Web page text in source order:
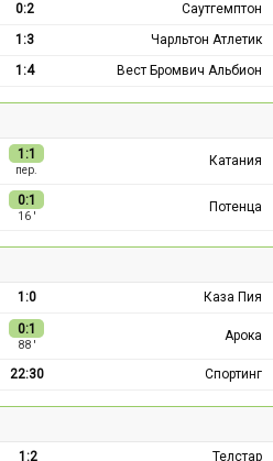
0:2
Саутгемптон
1:3
Чарльтон Атлетик
1:4 Вест Бромвич Альбион
1:1
пер.
Катания
0:1
16 ′
Потенца
1:0 Каза Пия
0:1
88 ′
Арока
22:30 Спортинг
1:2 Телстар